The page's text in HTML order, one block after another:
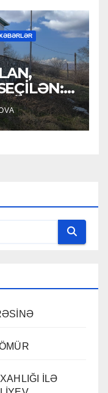
İLƏ